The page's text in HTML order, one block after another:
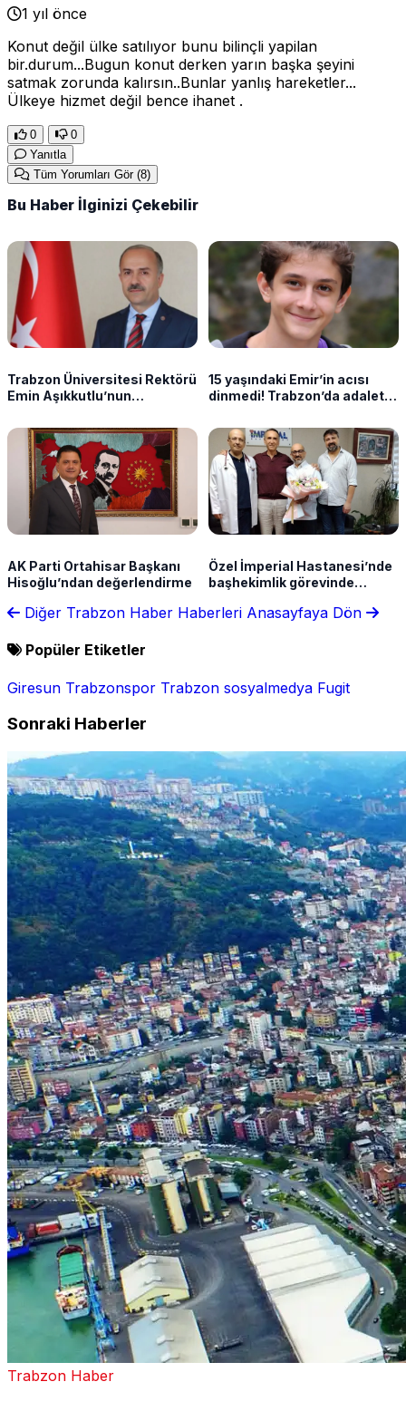
1 yıl önce
Konut değil ülke satılıyor bunu bilinçli yapilan
bir.durum...Bugun konut derken yarın başka şeyini
satmak zorunda kalırsın..Bunlar yanlış hareketler...
Ülkeye hizmet değil bence ihanet .
0
0
Yanıtla
Tüm Yorumları Gör (8)
Bu Haber İlginizi Çekebilir
Trabzon Üniversitesi Rektörü
Emin Aşıkkutlu’nun
belli oldu
15 yaşındaki Emir’in acısı
dinmedi! Trabzon’da adalet
AK Parti Ortahisar Başkanı
Hisoğlu’ndan değerlendirme
Özel İmperial Hastanesi’nde
başhekimlik görevinde
Diğer Trabzon Haber Haberleri Anasayfaya Dön
Popüler Etiketler
Giresun Trabzonspor Trabzon sosyalmedya Fugit
Sonraki Haberler
Trabzon Haber